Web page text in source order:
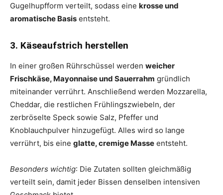
Gugelhupfform verteilt, sodass eine krosse und
aromatische Basis entsteht.
3. Käseaufstrich herstellen
In einer großen Rührschüssel werden weicher
Frischkäse, Mayonnaise und Sauerrahm gründlich
miteinander verrührt. Anschließend werden Mozzarella,
Cheddar, die restlichen Frühlingszwiebeln, der
zerbröselte Speck sowie Salz, Pfeffer und
Knoblauchpulver hinzugefügt. Alles wird so lange
verrührt, bis eine glatte, cremige Masse entsteht.
Besonders wichtig: Die Zutaten sollten gleichmäßig
verteilt sein, damit jeder Bissen denselben intensiven